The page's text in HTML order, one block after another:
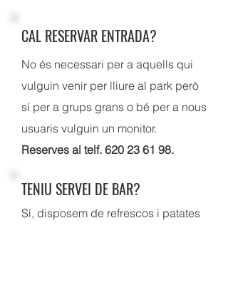
CAL RESERVAR ENTRADA?
No és necessari per a aquells qui
vulguin venir per lliure al park però
sí per a grups grans o bé per a nous
usuaris vulguin un monitor.
Reserves al telf. 620 23 61 98.
TENIU SERVEI DE BAR?
Sí, disposem de refrescos i patates